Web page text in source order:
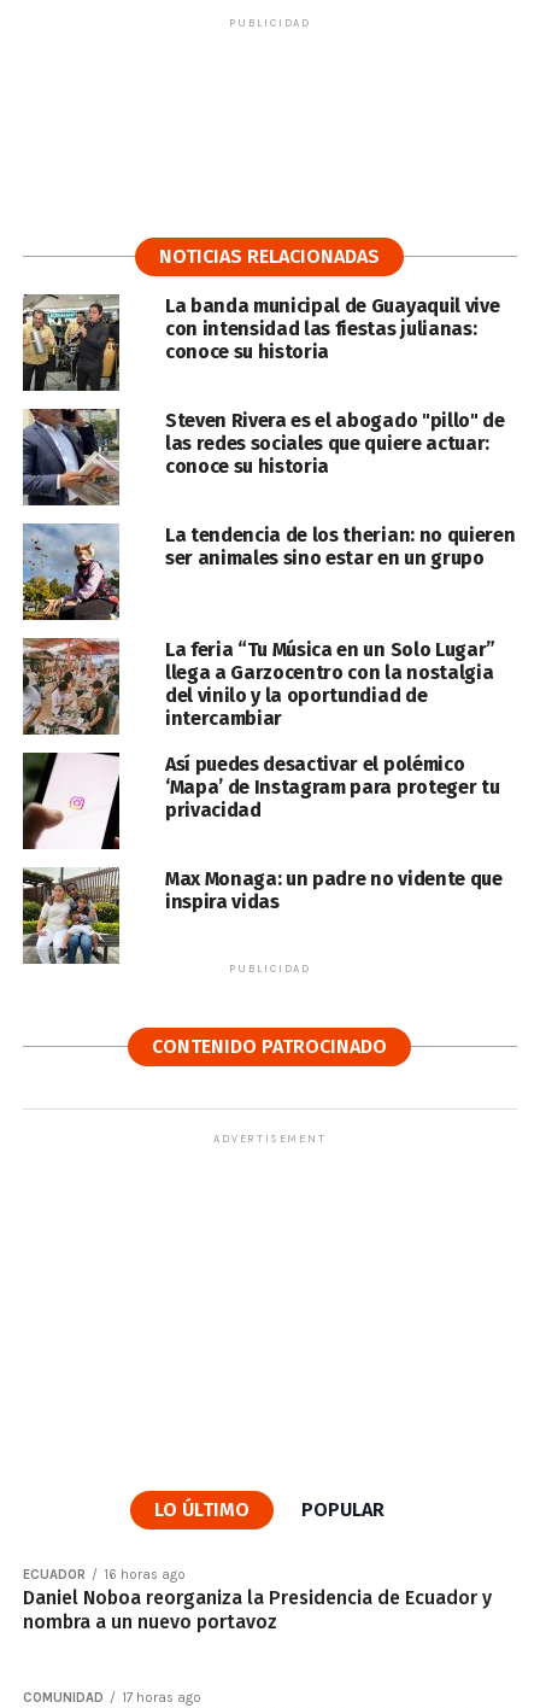
PUBLICIDAD
NOTICIAS RELACIONADAS
La banda municipal de Guayaquil vive
con intensidad las fiestas julianas:
conoce su historia
Steven Rivera es el abogado "pillo" de
las redes sociales que quiere actuar:
conoce su historia
La tendencia de los therian: no quieren
ser animales sino estar en un grupo
La feria “Tu Música en un Solo Lugar”
llega a Garzocentro con la nostalgia
del vinilo y la oportundiad de
intercambiar
Así puedes desactivar el polémico
‘Mapa’ de Instagram para proteger tu
privacidad
Max Monaga: un padre no vidente que
inspira vidas
PUBLICIDAD
CONTENIDO PATROCINADO
ADVERTISEMENT
LO ÚLTIMO POPULAR
ECUADOR 16 horas ago
Daniel Noboa reorganiza la Presidencia de Ecuador y
nombra a un nuevo portavoz
COMUNIDAD 17 horas ago